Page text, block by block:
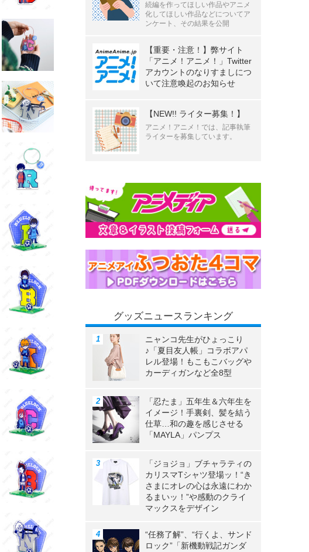
続編を作ってほしい作品やアニメ
化してほしい作品などについてア
ンケート、その結果を公開
【重要・注意！】弊サイト
「アニメ！アニメ！」Twitter
アカウントのなりすましにつ
いて注意喚起のお知らせ
【NEW!! ライター募集！】
アニメ！アニメ！では、記事執筆
ライターを募集しています。
グッズニュースランキング
ニャンコ先生がひょっこり
♪「夏目友人帳」コラボアパ
レル登場！もこもこバッグや
カーディガンなど全8型
「忍たま」五年生＆六年生を
イメージ！手裏剣、髪を結う
仕草…和の趣を感じさせる
「MAYLA」パンプス
「ジョジョ」ブチャラティの
カリスマTシャツ登場ッ！“き
さまにオレの心は永遠にわか
るまいッ！”や感動のクライ
マックスをデザイン
“任務了解”、“行くよ、サンド
ロック”「新機動戦記ガンダ